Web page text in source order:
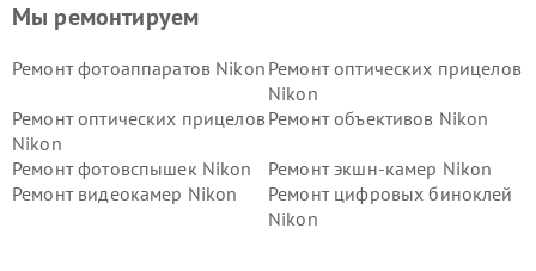
Мы ремонтируем
Ремонт фотоаппаратов Nikon Ремонт оптических прицелов
Nikon
Ремонт оптических прицелов
Nikon
Ремонт объективов Nikon
Ремонт фотовспышек Nikon
Ремонт экшн-камер Nikon
Ремонт видеокамер Nikon
Ремонт цифровых биноклей
Nikon